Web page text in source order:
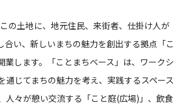
の土地に、地元住民、来街者、仕掛け人が
合い、新しいまちの魅力を創出する拠点「こ
業します。「ことまちベース」は、ワークシ
通じてまちの魅力を考え、実践するスペース
人々が憩い交流する「こと庭(広場)」、飲食